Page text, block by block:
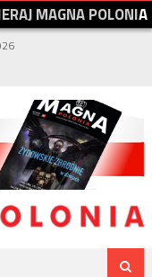
ERAJMAGNAPOLONIA